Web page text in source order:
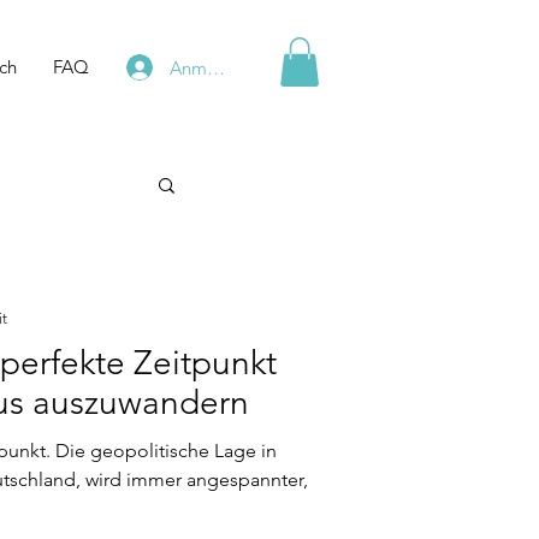
FAQ Anmelden
Zeitpunkt
auszuwandern
Die geopolitische Lage in
wird immer angespannter,